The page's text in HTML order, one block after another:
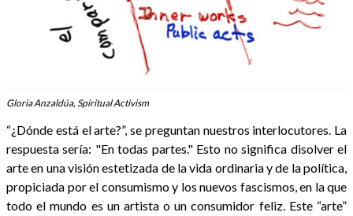
Gloria Anzaldúa, Spiritual Activism
“¿Dónde está el arte?”, se preguntan nuestros interlocutores. La
respuesta sería: "En todas partes." Esto no significa disolver el
arte en una visión estetizada de la vida ordinaria y de la política,
propiciada por el consumismo y los nuevos fascismos, en la que
todo el mundo es un artista o un consumidor feliz. Este “arte”